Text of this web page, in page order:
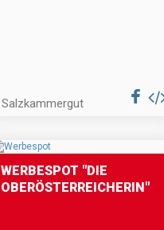
Salzkammergut
WERBESPOT "DIE
OBERÖSTERREICHERIN"